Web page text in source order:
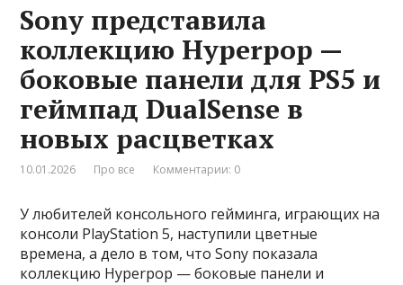
Sony представила
коллекцию Hyperpop —
боковые панели для PS5 и
геймпад DualSense в
новых расцветках
10.01.2026 Про все Комментарии: 0
У любителей консольного гейминга, играющих на
консоли PlayStation 5, наступили цветные
времена, а дело в том, что Sony показала
коллекцию Hyperpop — боковые панели и